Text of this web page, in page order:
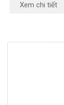
Xem chi tiết